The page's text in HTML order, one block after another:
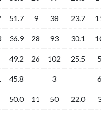
51.7 9 38 23.7
36.9 28 93 30.1
49.2 26 102 25.5
45.8 3
50.0 11 50 22.0
51.7 9 38 23.7
36.9 28 93 30.1
49.2 26 102 25.5
45.8 3
50.0 11 50 22.0